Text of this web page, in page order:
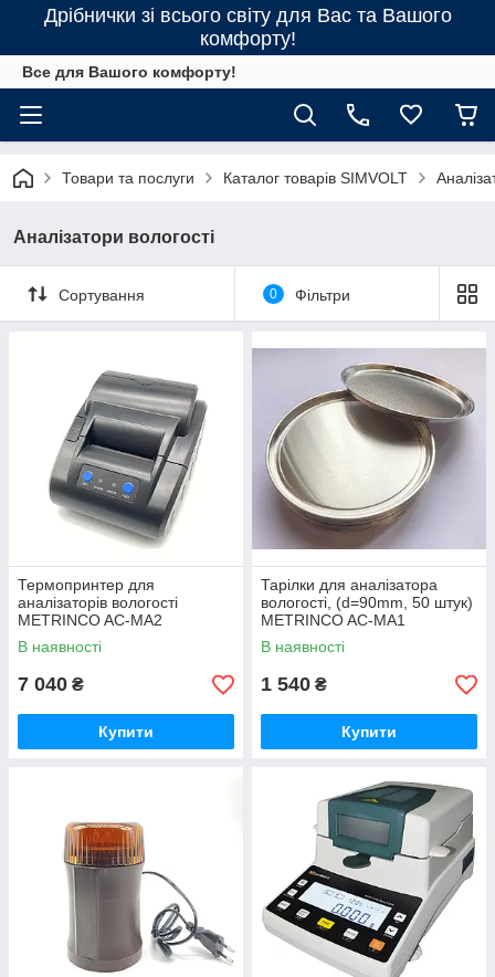
Дрібнички зі всього світу для Вас та Вашого
комфорту!
Все для Вашого комфорту!
Товари та послуги Каталог товарів SIMVOLT
Аналізатори вологості
Сортування 0 Фільтри
Термопринтер для
аналізаторів вологості
METRINCO AC-MA2
В наявності
7 040 ₴
Купити
Тарілки для аналізатора
вологості, (d=90mm, 50 штук)
METRINCO AC-MA1
В наявності
1 540 ₴
Купити